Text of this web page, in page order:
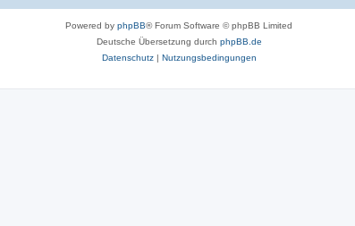
Powered by phpBB® Forum Software © phpBB Limited
Deutsche Übersetzung durch phpBB.de
Datenschutz| Nutzungsbedingungen